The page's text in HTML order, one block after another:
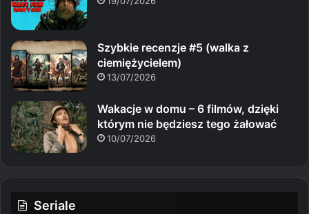
Szybkie recenzje #5 (walka z
ciemiężycielem)
13/07/2026
Wakacje w domu – 6 filmów, dzięki
którym nie będziesz tego żałować
10/07/2026
Seriale